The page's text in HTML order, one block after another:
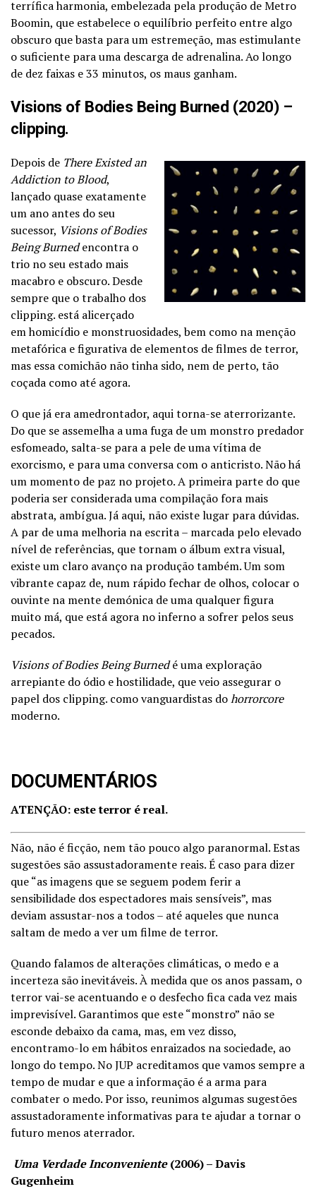
terrífica harmonia, embelezada pela produção de Metro
Boomin, que estabelece o equilíbrio perfeito entre algo
obscuro que basta para um estremeção, mas estimulante
o suficiente para uma descarga de adrenalina. Ao longo
de dez faixas e 33 minutos, os maus ganham.
Visions of Bodies Being Burned (2020) –
clipping.
Depois de There Existed an
Addiction to Blood,
lançado quase exatamente
um ano antes do seu
sucessor, Visions of Bodies
Being Burnedencontra o
trio no seu estado mais
macabro e obscuro. Desde
sempre que o trabalho dos
clipping. está alicerçado
em homicídio e monstruosidades, bem como na menção
metafórica e figurativa de elementos de filmes de terror,
mas essa comichão não tinha sido, nem de perto, tão
coçada como até agora.
O que já era amedrontador, aqui torna-se aterrorizante.
Do que se assemelha a uma fuga de um monstro predador
esfomeado, salta-se para a pele de uma vítima de
exorcismo, e para uma conversa com o anticristo. Não há
um momento de paz no projeto. A primeira parte do que
poderia ser considerada uma compilação fora mais
abstrata, ambígua. Já aqui, não existe lugar para dúvidas.
A par de uma melhoria na escrita – marcada pelo elevado
nível de referências, que tornam o álbum extra visual,
existe um claro avanço na produção também. Um som
vibrante capaz de, num rápido fechar de olhos, colocar o
ouvinte na mente demónica de uma qualquer figura
muito má, que está agora no inferno a sofrer pelos seus
pecados.
Visions of Bodies Being Burnedé uma exploração
arrepiante do ódio e hostilidade, que veio assegurar o
papel dos clipping. como vanguardistas dohorrorcore
moderno.
DOCUMENTÁRIOS
ATENÇÃO: este terror é real.
Não, não é ficção, nem tão pouco algo paranormal. Estas
sugestões são assustadoramente reais. É caso para dizer
que “as imagens que se seguem podem ferir a
sensibilidade dos espectadores mais sensíveis”, mas
deviam assustar-nos a todos – até aqueles que nunca
saltam de medo a ver um filme de terror.
Quando falamos de alterações climáticas, o medo e a
incerteza são inevitáveis. À medida que os anos passam, o
terror vai-se acentuando e o desfecho fica cada vez mais
imprevisível. Garantimos que este “monstro” não se
esconde debaixo da cama, mas, em vez disso,
encontramo-lo em hábitos enraizados na sociedade, ao
longo do tempo. No JUP acreditamos que vamos sempre a
tempo de mudar e que a informação é a arma para
combater o medo. Por isso, reunimos algumas sugestões
assustadoramente informativas para te ajudar a tornar o
futuro menos aterrador.
Uma Verdade Inconveniente(2006) – Davis
Gugenheim